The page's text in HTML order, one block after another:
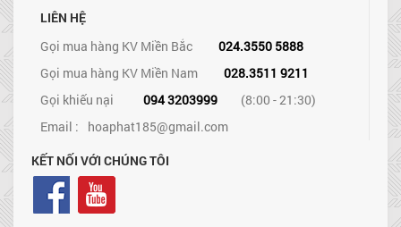
LIÊN HỆ
Gọi mua hàng KV Miền Bắc
024.3550 5888
Gọi mua hàng KV Miền Nam
028.3511 9211
Gọi khiếu nại
094 3203999
(8:00 - 21:30)
Email : hoaphat185@gmail.com
KẾT NỐI VỚI CHÚNG TÔI